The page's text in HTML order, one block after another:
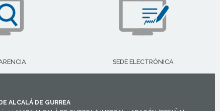
SEDE ELECTRÓNICA
ALCALÁ DE GURREA